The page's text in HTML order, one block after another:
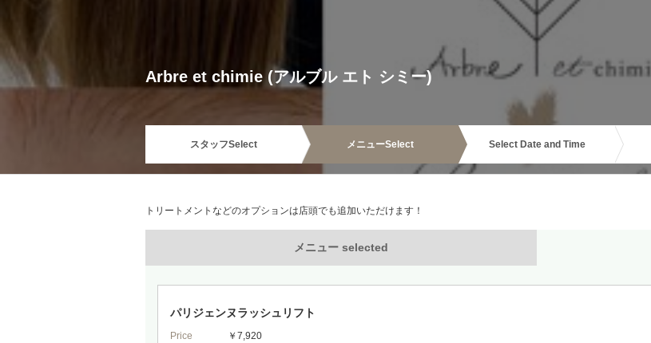
Arbre et chimie (アルブル エト シミー)
スタッフSelect メニューSelect Select Date and Time
トリートメントなどのオプションは店頭でも追加いただけます！
メニュー selected
パリジェンヌラッシュリフト
Price ￥7,920